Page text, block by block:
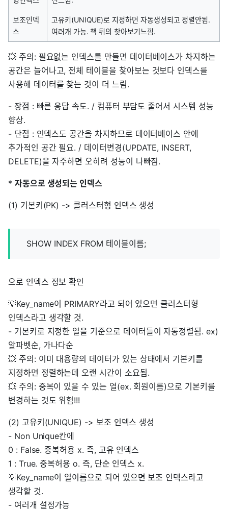
보조인덱
스
고유키(UNIQUE)로 지정하면 자동생성되고 정렬안됨.
여러개 가능. 책 뒤의 찾아보기느낌.
💥 주의: 필요없는 인덱스를 만들면 데이터베이스가 차지하는
공간은 늘어나고, 전체 테이블을 찾아보는 것보다 인덱스를
사용해 데이터를 찾는 것이 더 느림.
- 장점 : 빠른 응답 속도. / 컴퓨터 부담도 줄어서 시스템 성능
향상.
- 단점 : 인덱스도 공간을 차지하므로 데이터베이스 안에
추가적인 공간 필요. / 데이터변경(UPDATE, INSERT,
DELETE)을 자주하면 오히려 성능이 나빠짐.
* 자동으로 생성되는 인덱스
(1) 기본키(PK) -> 클러스터형 인덱스 생성
SHOW INDEX FROM 테이블이름;
으로 인덱스 정보 확인
💡Key_name이 PRIMARY라고 되어 있으면 클러스터형
인덱스라고 생각할 것.
- 기본키로 지정한 열을 기준으로 데이터들이 자동정렬됨. ex)
알파벳순, 가나다순
💥 주의: 이미 대용량의 데이터가 있는 상태에서 기본키를
지정하면 정렬하는데 오랜 시간이 소요됨.
💥 주의: 중복이 있을 수 있는 열(ex. 회원이름)으로 기본키를
변경하는 것도 위험!!!
(2) 고유키(UNIQUE) -> 보조 인덱스 생성
- Non Unique칸에
0 : False. 중복허용 x. 즉, 고유 인덱스
1 : True. 중복허용 o. 즉, 단순 인덱스 x.
💡Key_name이 열이름으로 되어 있으면 보조 인덱스라고
생각할 것.
- 여러개 설정가능